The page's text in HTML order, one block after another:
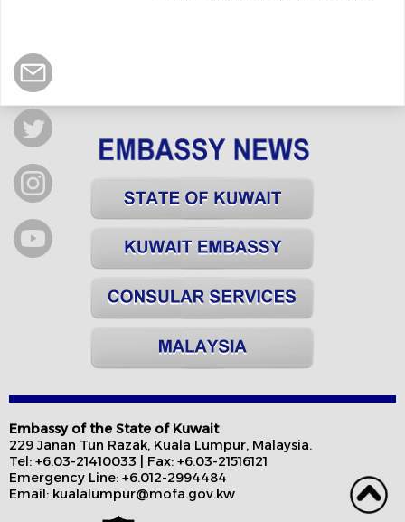
Embassy of the State of Kuwait
229 Janan Tun Razak, Kuala Lumpur, Malaysia.
Tel: +6.03-21410033 | Fax: +6.03-21516121
Emergency Line: +6.012-2994484
Email: kualalumpur@mofa.gov.kw